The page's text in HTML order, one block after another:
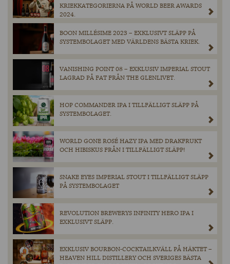
KRIEKKATEGORIERNA PÅ WORLD BEER AWARDS
2024.
BOON MILLÉSIME 2023 – EXKLUSIVT SLÄPP PÅ
SYSTEMBOLAGET MED VÄRLDENS BÄSTA KRIEK.
VANISHING POINT 08 – EXKLUSIV IMPERIAL STOUT
LAGRAD PÅ FAT FRÅN THE GLENLIVET.
HOP COMMANDER IPA I TILLFÄLLIGT SLÄPP PÅ
SYSTEMBOLAGET.
WORLD GONE ROSÉ HAZY IPA MED DRAKFRUKT
OCH HIBISKUS FRÅN I TILLFÄLLIGT SLÄPP!
SNAKE EYES IMPERIAL STOUT I TILLFÄLLIGT SLÄPP
PÅ SYSTEMBOLAGET
REVOLUTION BREWERYS INFINITY HERO IPA I
EXKLUSIVT SLÄPP.
EXKLUSIV BOURBON-COCKTAILKVÄLL PÅ HÄKTET –
HEAVEN HILL DISTILLERY OCH SVERIGES BÄSTA